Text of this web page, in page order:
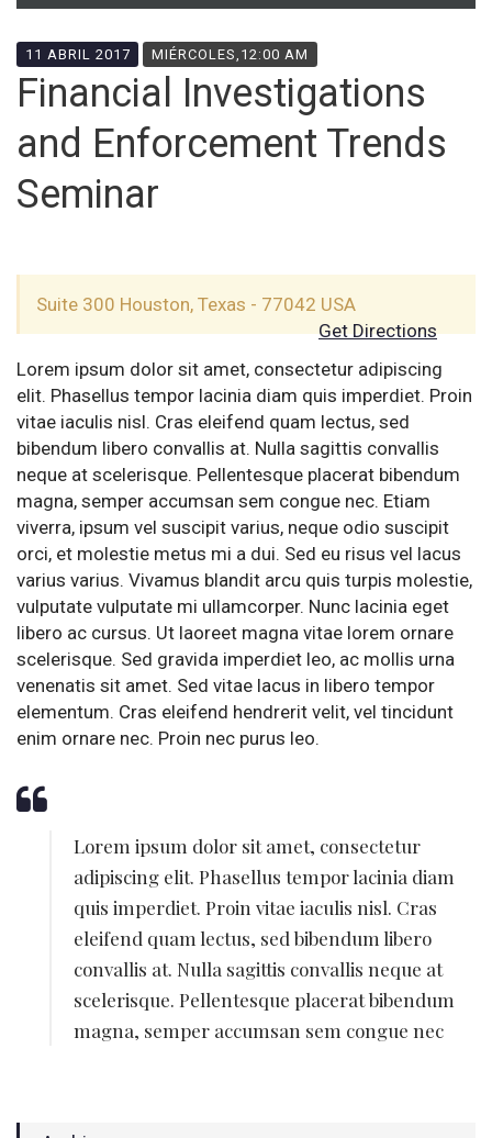
11 ABRIL 2017 MIÉRCOLES,12:00 AM
Financial Investigations
and Enforcement Trends
Seminar
Suite 300 Houston, Texas - 77042 USA
Get Directions
Lorem ipsum dolor sit amet, consectetur adipiscing
elit. Phasellus tempor lacinia diam quis imperdiet. Proin
vitae iaculis nisl. Cras eleifend quam lectus, sed
bibendum libero convallis at. Nulla sagittis convallis
neque at scelerisque. Pellentesque placerat bibendum
magna, semper accumsan sem congue nec. Etiam
viverra, ipsum vel suscipit varius, neque odio suscipit
orci, et molestie metus mi a dui. Sed eu risus vel lacus
varius varius. Vivamus blandit arcu quis turpis molestie,
vulputate vulputate mi ullamcorper. Nunc lacinia eget
libero ac cursus. Ut laoreet magna vitae lorem ornare
scelerisque. Sed gravida imperdiet leo, ac mollis urna
venenatis sit amet. Sed vitae lacus in libero tempor
elementum. Cras eleifend hendrerit velit, vel tincidunt
enim ornare nec. Proin nec purus leo.
Lorem ipsum dolor sit amet, consectetur
adipiscing elit. Phasellus tempor lacinia diam
quis imperdiet. Proin vitae iaculis nisl. Cras
eleifend quam lectus, sed bibendum libero
convallis at. Nulla sagittis convallis neque at
scelerisque. Pellentesque placerat bibendum
magna, semper accumsan sem congue nec